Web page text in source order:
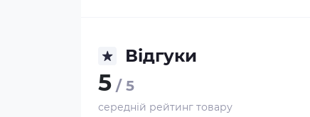
Відгуки
5 / 5
середній рейтинг товару